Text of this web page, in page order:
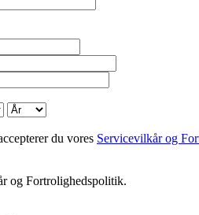
du vores Servicevilkår og
og Fortrolighedspolitik.